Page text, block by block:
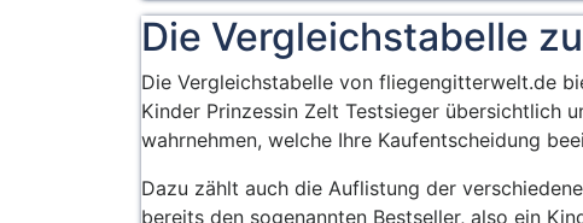
Die Vergleichstabelle
Die Vergleichstabelle von fliegengitterwelt.de
Kinder Prinzessin Zelt Testsieger übersichtlich
wahrnehmen, welche Ihre Kaufentscheidung
Dazu zählt auch die Auflistung der
bereits den sogenannten Bestseller, also ein